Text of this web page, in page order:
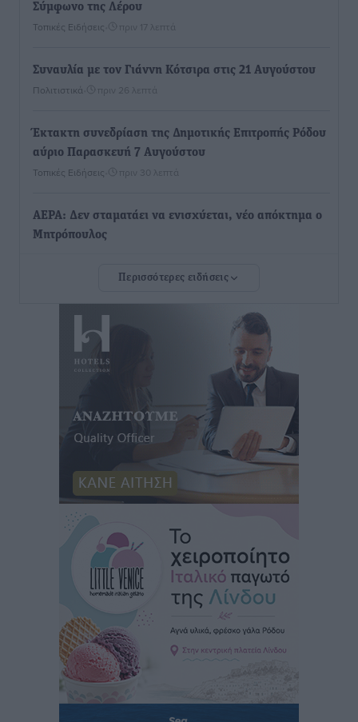
Σύμφωνο της Λέρου
Τοπικές Ειδήσεις πριν 17 λεπτά
Συναυλία με τον Γιάννη Κότσιρα στις 21 Αυγούστου
Πολιτιστικά πριν 26 λεπτά
Έκτακτη συνεδρίαση της Δημοτικής Επιτροπής Ρόδου
αύριο Παρασκευή 7 Αυγούστου
Τοπικές Ειδήσεις πριν 30 λεπτά
ΑΕΡΑ: Δεν σταματάει να ενισχύεται, νέο απόκτημα ο
Μητρόπουλος
ατομικό για δύο
πριν 47 λεπτά
Φοίβος: Εν αναμονή του Νίκου Λαζίδη
Ιάλυσος Β’: Νωρίς νωρίς μπήκαν στα βάσανα της
πριν 50 λεπτά
Εθνικός Αρχίπολης: Μεγάλο βήμα προόδου η ίδρυση
πριν 54 λεπτά
Ιππότες: Με το βλέμμα στραμμένο στο μέλλον
Αθλητικά• πριν 55 λεπτά
ΠΑΜΕ ΣΤΟΙΧΗΜΑ: Περισσότερα από 95 εκατομμύρια
ευρώ σε κέρδη μοίρασε τον Ιούλιο
Περισσότερες ειδήσεις